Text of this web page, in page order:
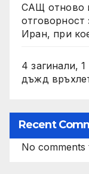
САЩ отново
Иран, при
4 загинали,
дъжд
Recent
No comments